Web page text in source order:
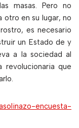
masas. Pero no
otro en su lugar, no
es necesario
un Estado de y
a la sociedad al
revolucionaria que
encuesta-